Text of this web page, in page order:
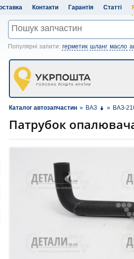
Контакти Гарантія Статті
Популярні запити: герметик шланг масло
Каталог автозапчастин » ВАЗ » ВАЗ-
Патрубок